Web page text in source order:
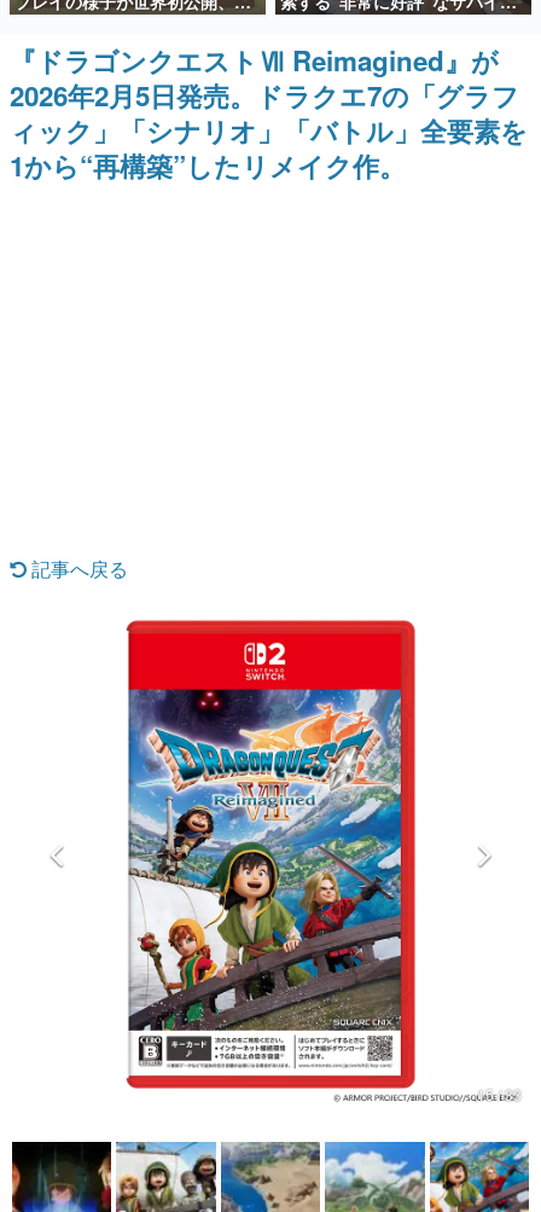
事をまとめました。
ゲームの企画書
名作ゲームクリエイターの方々に製作時のエピソードをお
聞きし、ヒットする企画（ゲーム）とは何か？を探ってい
きます。
赫本
この物語を解いてはいけない。『赫本』は、〈試験問題〉
なんでゲームは面白い？
ゲーム開発者・hamatsu氏がゲームの魅力を画面や操作の
具体的な形から解き明かしていく、硬派で骨太な評論連載
です。
ゲームが変えた日本語
「経験値」「裏技」「ラスボス」… ゲームにまつわる言葉
の起源や用法の変遷を、コンピューター文化史研究家・タ
イニーP氏が徹底調査。
カテゴリ
アプリレビュー
その他
電ファミニコゲーマーとは？
運営：株式会社マレ
重な企画書の一部も見れちゃ
う。ゲームフリーク・大森滋氏
が開発秘話を語る動画がゲーム
フリーク公式YouTubeで公開中
ルゲーム『Breathedge』が無
料で配布中。入手できる期間は8
月10日まで
『ドラゴンクエストⅦ Reimagined』が
2026年2月5日発売。ドラクエ7の「グラフ
ィック」「シナリオ」「バトル」全要素を
1から“再構築”したリメイク作。
記事へ戻る
15 / 33